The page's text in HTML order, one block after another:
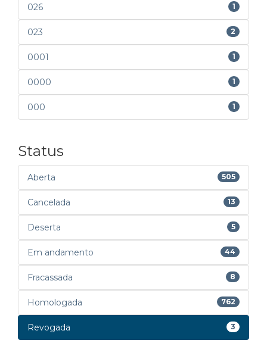
026 1
023 2
0001 1
0000 1
000 1
Status
Aberta 505
Cancelada 13
Deserta 5
Em andamento 44
Fracassada 8
Homologada 762
Revogada 3